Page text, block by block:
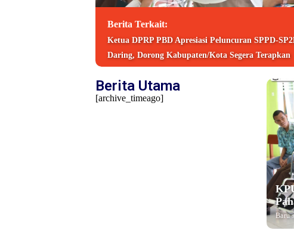
Berita Terkait:
Ketua DPRP PBD Apresiasi Peluncuran SPPD-
Daring, Dorong Kabupaten/Kota Segera Terapkan
Berita Utama
[archive_timeago]
Baru